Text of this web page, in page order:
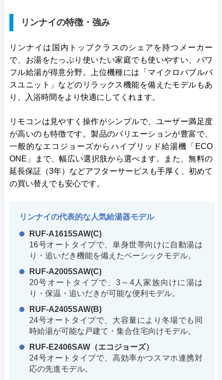
リンナイの特徴・強み
リンナイは国内トップクラスのシェアを持つメーカー
で、お湯をたっぷり使いたい家庭でも使いやすい、パワ
フル給湯が得意分野。上位機種には「マイクロバブルバ
スユニット」などのリラックス機能を備えたモデルもあ
り、入浴時間をより快適にしてくれます。
リモコンは見やすく操作がシンプルで、ユーザー満足度
が高いのも特徴です。製品のバリエーションが豊富で、
一般的なエコジョーズからハイブリッド給湯機「ECO
ONE」まで、幅広い選択肢から選べます。また、無料の
延長保証（3年）などアフターサービスも手厚く、初めて
の買い替えでも安心です。
リンナイの代表的な人気給湯器モデル
RUF-A1615SAW(C)
16号オートタイプで、単身世帯向けに自動湯は
り・追いだき機能を備えたベーシックモデル。
RUF-A2005SAW(C)
20号オートタイプで、3～4人家族向けに湯は
り・保温・追いだきが可能な便利モデル。
RUF-A2405SAW(B)
24号オートタイプで、大容量により冬場でも同
時給湯が可能な戸建て・集合住宅向けモデル。
RUF-E2406SAW（エコジョーズ）
24号オートタイプで、高効率かつスマホ連携対
応の先進モデル。